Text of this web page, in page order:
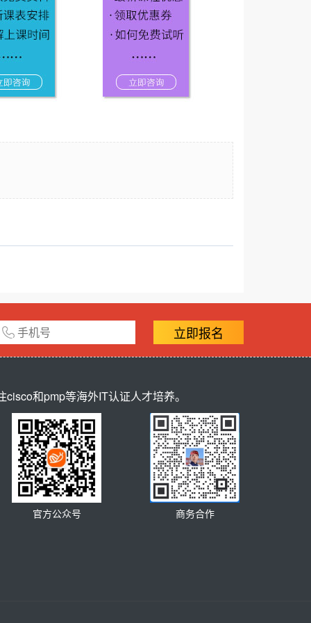
立即报名
和pmp等海外IT认证人才培养。
官方公众号 商务合作